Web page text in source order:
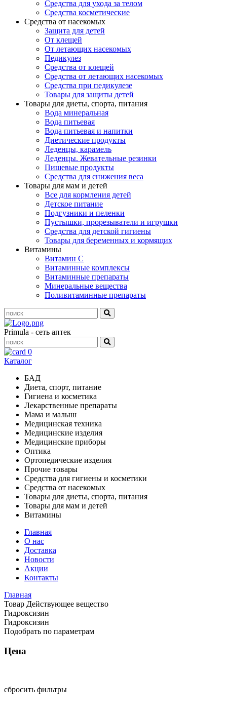
Средства для ухода за телом
Средства косметические
Средства от насекомых
Защита для детей
От клещей
От летающих насекомых
Педикулез
Средства от клещей
Средства от летающих насекомых
Средства при педикулезе
Товары для защиты детей
Товары для диеты, спорта, питания
Вода минеральная
Вода питьевая
Вода питьевая и напитки
Диетические продукты
Леденцы, карамель
Леденцы. Жевательные резинки
Пищевые продукты
Средства для снижения веса
Товары для мам и детей
Все для кормления детей
Детское питание
Подгузники и пеленки
Пустышки, прорезыватели и игрушки
Средства для детской гигиены
Товары для беременных и кормящих
Витамины
Витамин С
Витаминные комплексы
Витаминные препараты
Минеральные вещества
Поливитаминные препараты
Primula - сеть аптек
0
Каталог
БАД
Диета, спорт, питание
Гигиена и косметика
Лекарственные препараты
Мама и малыш
Медицинская техника
Медицинские изделия
Медицинские приборы
Оптика
Ортопедические изделия
Прочие товары
Средства для гигиены и косметики
Средства от насекомых
Товары для диеты, спорта, питания
Товары для мам и детей
Витамины
Главная
О нас
Доставка
Новости
Акции
Контакты
Главная
Товар Действующее вещество
Гидроксизин
Гидроксизин
Подобрать по параметрам
Цена
сбросить фильтры